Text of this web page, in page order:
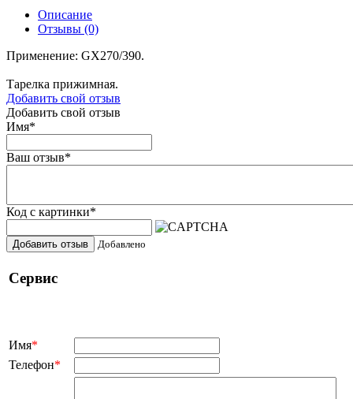
Описание
Отзывы (0)
Применение: GX270/390.
Тарелка прижимная.
Добавить свой отзыв
Добавить свой отзыв
Имя*
Ваш отзыв*
Код с картинки*
Добавить отзыв Добавлено
Сервис
Имя*
Телефон*